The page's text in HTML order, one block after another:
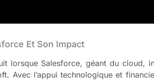
Et Son Impact
lorsque Salesforce, géant du cloud,
Avec l’appui technologique et